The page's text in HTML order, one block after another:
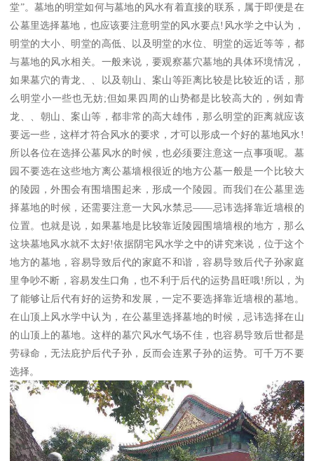
堂”。墓地的明堂如何与墓地的风水有着直接的联系，属于即便是在
公墓里选择墓地，也应该要注意明堂的风水要点!风水学之中认为，
明堂的大小、明堂的高低、以及明堂的水位、明堂的远近等等，都
与墓地的风水相关。一般来说，要观察墓穴墓地的具体环境情况，
如果墓穴的青龙、、以及朝山、案山等距离比较是比较近的话，那
么明堂小一些也无妨;但如果四周的山势都是比较高大的，例如青
龙、、朝山、案山等，都非常的高大雄伟，那么明堂的距离就应该
要远一些，这样才符合风水的要求，才可以形成一个好的墓地风水!
所以各位在选择公墓风水的时候，也必须要注意这一点事项呢。墓
园不要选在这些地方离公墓墙根很近的地方公墓一般是一个比较大
的陵园，外围会有围墙围起来，形成一个陵园。而我们在公墓里选
择墓地的时候，还需要注意一大风水禁忌——忌讳选择靠近墙根的
位置。也就是说，如果墓地是比较靠近陵园围墙墙根的地方，那么
这块墓地风水就不太好!依据阴宅风水学之中的讲究来说，位于这个
地方的墓地，容易导致后代的家庭不和谐，容易导致后代子孙家庭
里争吵不断，容易发生口角，也不利于后代的运势昌旺哦!所以，为
了能够让后代有好的运势和发展，一定不要选择靠近墙根的墓地。
在山顶上风水学中认为，在公墓里选择墓地的时候，忌讳选择在山
的山顶上的墓地。这样的墓穴风水气场不佳，也容易导致后世都是
劳碌命，无法庇护后代子孙，反而会连累子孙的运势。可千万不要
选择。